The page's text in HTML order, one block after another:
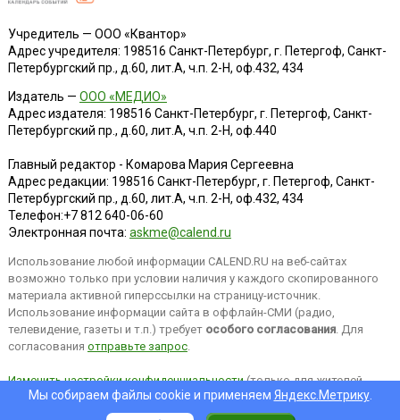
Учредитель — ООО «Квантор»
Адрес учредителя: 198516 Санкт-Петербург, г. Петергоф, Санкт-
Петербургский пр., д.60, лит.А, ч.п. 2-Н, оф.432, 434
Издатель — ООО «МЕДИО»
Адрес издателя: 198516 Санкт-Петербург, г. Петергоф, Санкт-
Петербургский пр., д.60, лит.А, ч.п. 2-Н, оф.440
Главный редактор - Комарова Мария Сергеевна
Адрес редакции: 198516 Санкт-Петербург, г. Петергоф, Санкт-
Петербургский пр., д.60, лит.А, ч.п. 2-Н, оф.432, 434
Телефон:+7 812 640-06-60
Электронная почта: askme@calend.ru
Использование любой информации CALEND.RU на веб-сайтах
возможно только при условии наличия у каждого скопированного
материала активной гиперссылки на страницу-источник.
Использование информации сайта в оффлайн-СМИ (радио,
телевидение, газеты и т.п.) требует особого согласования. Для
согласования отправьте запрос.
Изменить настройки конфиденциальности(только для жителей
EEA).Мы собираем файлы cookie и применяем Яндекс.Метрику.